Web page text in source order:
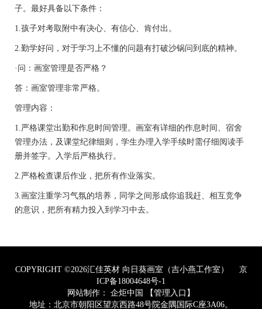
子。最好具备以下条件：
1.孩子对考取附中有决心、有信心、肯付出。
2.勤学好问，对于学习上不懂的问题有打破沙锅问到底的精神。
·问：画室管理是否严格？
答：画室管理非常严格。
管理内容：
1.严格课堂出勤和作息时间管理。画室有详细的作息时间、宿舍
管理办法，及课堂纪律细则，学生办理入学手续时需仔细阅读手
册并签字。入学后严格执行。
2.严格检查课后作业，把所有作业落实。
3.画室注重学习气氛的培养，同学之间形成你追我赶、相互竞争
的意识，把所有精力投入到学习中去。
COPYRIGHT ©2026汇佳英材 向日葵画室（吉小燕工作室）
京
ICP备18004648号-1
网站制作： 企炬中国
【管理入口】
地址：北京市朝阳区望京西路48号院金隅国际C座3A06。